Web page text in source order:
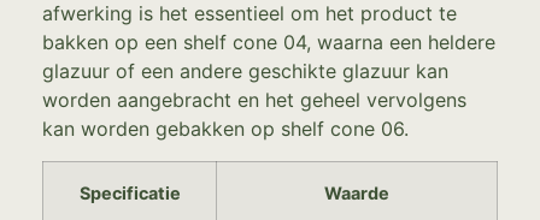
afwerking is het essentieel om het product te
bakken op een shelf cone 04, waarna een heldere
glazuur of een andere geschikte glazuur kan
worden aangebracht en het geheel vervolgens
kan worden gebakken op shelf cone 06.
Specificatie Waarde